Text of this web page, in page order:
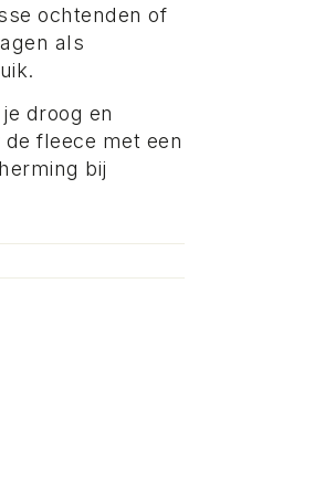
ochtenden of
als
droog en
fleece met een
bij